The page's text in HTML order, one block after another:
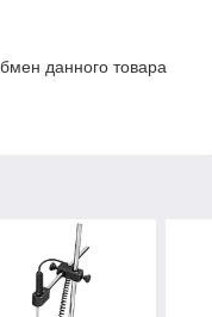
данного товара